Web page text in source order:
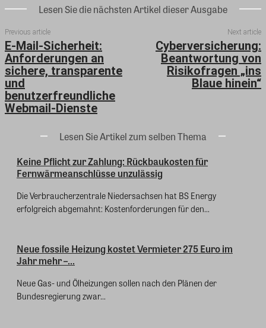
Lesen Sie die nächsten Artikel dieser Ausgabe
Previous article
E-Mail-Sicherheit:
Anforderungen an
sichere, transparente
und
benutzerfreundliche
Webmail-Dienste
Next article
Cyberversicherung:
Beantwortung von
Risikofragen „ins
Blaue hinein“
Lesen Sie Artikel zum selben Thema
Keine Pflicht zur Zahlung: Rückbaukosten für
Fernwärmeanschlüsse unzulässig
Die Verbraucherzentrale Niedersachsen hat BS Energy
erfolgreich abgemahnt: Kostenforderungen für den...
Neue fossile Heizung kostet Vermieter 275 Euro im
Jahr mehr –...
Neue Gas- und Ölheizungen sollen nach den Plänen der
Bundesregierung zwar...